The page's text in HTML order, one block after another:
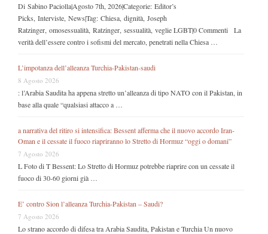
Di Sabino Paciolla|Agosto 7th, 2026|Categorie: Editor’s
Picks, Interviste, News|Tag: Chiesa, dignità, Joseph
Ratzinger, omosessualità, Ratzinger, sessualità, veglie LGBT|0 Commenti La
verità dell’essere contro i sofismi del mercato, penetrati nella Chiesa …
L’impotanza dell’alleanza Turchia-Pakistan-saudi
8 Agosto 2026
: l’Arabia Saudita ha appena stretto un’alleanza di tipo NATO con il Pakistan, in
base alla quale “qualsiasi attacco a …
a narrativa del ritiro si intensifica: Bessent afferma che il nuovo accordo Iran-
Oman e il cessate il fuoco riapriranno lo Stretto di Hormuz “oggi o domani”
7 Agosto 2026
L Foto di T Bessent: Lo Stretto di Hormuz potrebbe riaprire con un cessate il
fuoco di 30-60 giorni già …
E’ contro Sion l’alleanza Turchia-Pakistan – Saudi?
7 Agosto 2026
Lo strano accordo di difesa tra Arabia Saudita, Pakistan e Turchia Un nuovo